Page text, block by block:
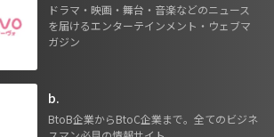
ドラマ・映画・舞台・音楽などのニュース
を届けるエンターテインメント・ウェブマ
ガジン
b.
BtoB企業からBtoC企業まで。全てのビジネ